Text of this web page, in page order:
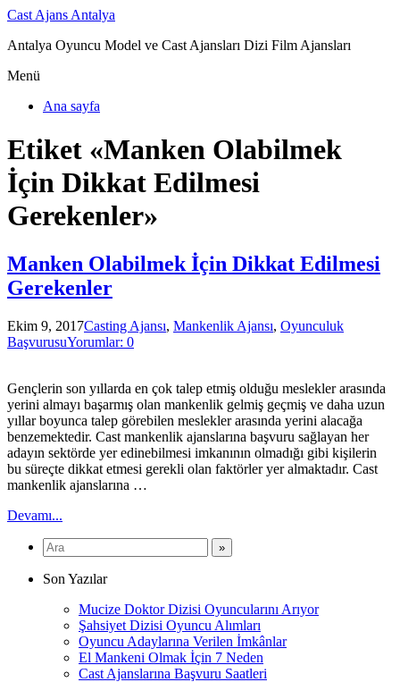
Cast Ajans Antalya
Antalya Oyuncu Model ve Cast Ajansları Dizi Film Ajansları
Menü
Ana sayfa
Etiket «Manken Olabilmek
İçin Dikkat Edilmesi
Gerekenler»
Manken Olabilmek İçin Dikkat Edilmesi
Gerekenler
Ekim 9, 2017Casting Ajansı, Mankenlik Ajansı, Oyunculuk
BaşvurusuYorumlar: 0
Gençlerin son yıllarda en çok talep etmiş olduğu meslekler arasında
yerini almayı başarmış olan mankenlik gelmiş geçmiş ve daha uzun
yıllar boyunca talep görebilen meslekler arasında yerini alacağa
benzemektedir. Cast mankenlik ajanslarına başvuru sağlayan her
adayın sektörde yer edinebilmesi imkanının olmadığı gibi kişilerin
bu süreçte dikkat etmesi gerekli olan faktörler yer almaktadır. Cast
mankenlik ajanslarına …
Devamı...
Son Yazılar
Mucize Doktor Dizisi Oyuncularını Arıyor
Şahsiyet Dizisi Oyuncu Alımları
Oyuncu Adaylarına Verilen İmkânlar
El Mankeni Olmak İçin 7 Neden
Cast Ajanslarına Başvuru Saatleri